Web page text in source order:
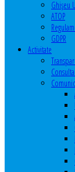
Ghişeu
ATOP
GDPR
Activitate